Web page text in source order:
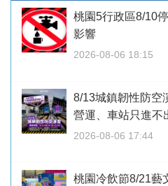
桃園5行政區8/10
影響
2026-08-06 18:15
8/13城鎮韌性防
營運、車站只進不
2026-08-06 17:44
桃園冷飲節8/21藝